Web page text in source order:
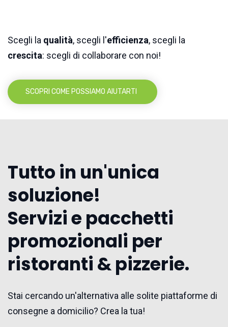
Scegli la qualità, scegli l'efficienza, scegli la
crescita: scegli di collaborare con noi!
SCOPRI COME POSSIAMO AIUTARTI
Tutto in un'unica
soluzione!
Servizi e pacchetti
promozionali per
ristoranti & pizzerie.
Stai cercando un'alternativa alle solite piattaforme di
consegne a domicilio? Crea la tua!